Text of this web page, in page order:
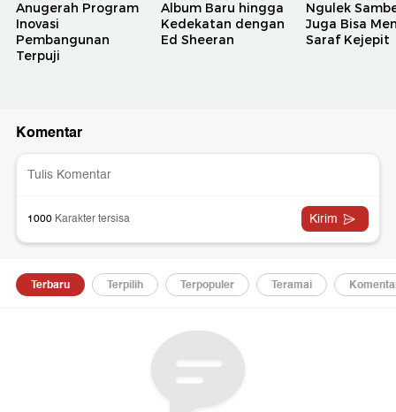
Anugerah Program
Inovasi
Pembangunan
Terpuji
Album Baru hingga
Kedekatan dengan
Ed Sheeran
Ngulek
Juga Bisa
Saraf Kejepit